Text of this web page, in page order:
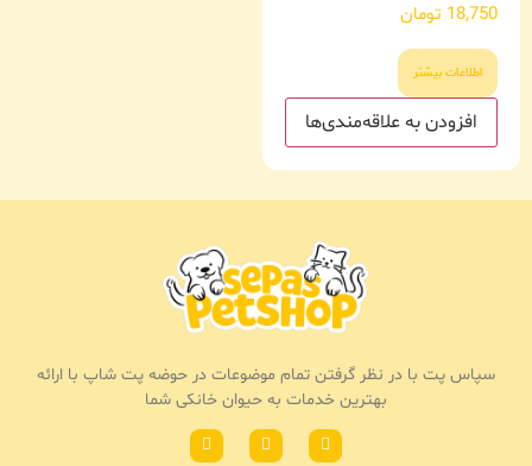
18,750 تومان
اطلاعات بیشتر
افزودن به علاقه‌مندی‌ها
سپاس پت با در نظر گرفتن تمام موضوعات در حوضه پت شاپ با ارائه
بهترین خدمات به حیوان خانکی شما